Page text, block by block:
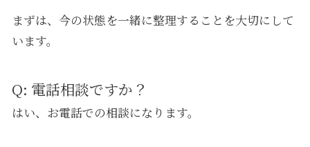
まずは、今の状態を一緒に整理することを大切にして
います。
Q: 電話相談ですか？
はい、お電話での相談になります。